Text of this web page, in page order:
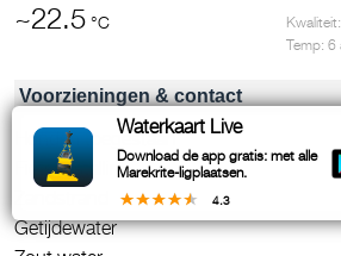
~22.5 °C
Temp: 6
Voorzieningen & contact
Honden toegestaan
Fietsenstalling
Getijdewater
Waterkaart Live
Download de app gratis: met alle
Marekrite-ligplaatsen.
4.3